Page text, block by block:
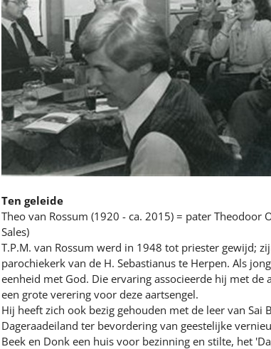
Ten geleide
Theo van Rossum (1920 - ca. 2015) = pater Theodoor
Sales)
T.P.M. van Rossum werd in 1948 tot priester gewijd;
parochiekerk van de H. Sebastianus te Herpen. Als
eenheid met God. Die ervaring associeerde hij met de
een grote verering voor deze aartsengel.
Hij heeft zich ook bezig gehouden met de leer van Sai
Dageraadeiland ter bevordering van geestelijke
Beek en Donk een huis voor bezinning en stilte, het